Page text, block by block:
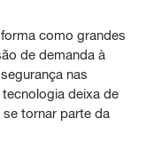
como grandes
de demanda à
nas
deixa de
se tornar parte da